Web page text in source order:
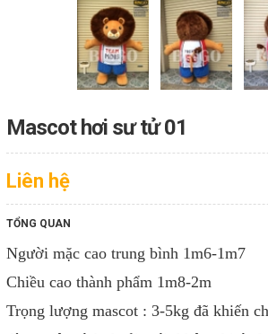
Mascot hơi sư tử 01
Liên hệ
TỔNG QUAN
Người mặc cao trung bình 1m6-1m7
Chiều cao thành phẩm 1m8-2m
Trọng lượng mascot : 3-5kg đã khiến